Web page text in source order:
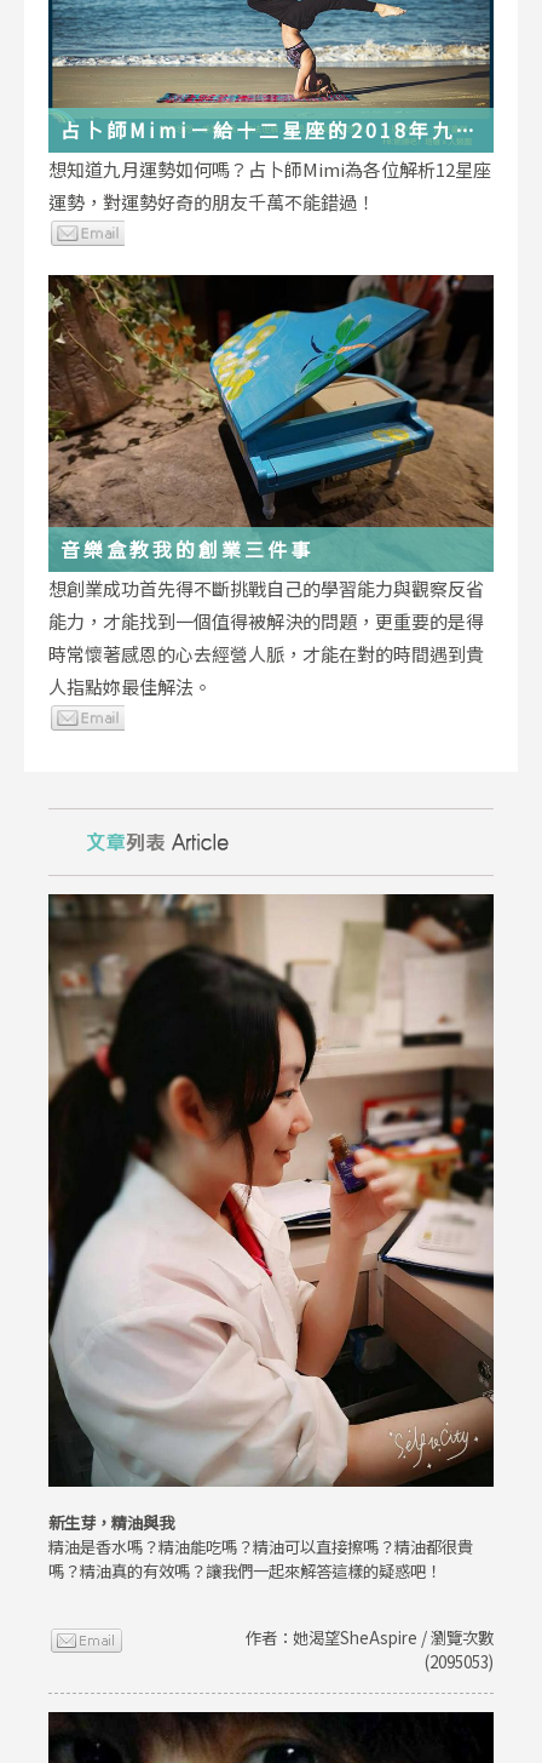
占卜師Mimi－給十二星座的2018年九月
運勢小叮嚀
想知道九月運勢如何嗎？占卜師Mimi為各位解析12星座
運勢，對運勢好奇的朋友千萬不能錯過！
音樂盒教我的創業三件事
想創業成功首先得不斷挑戰自己的學習能力與觀察反省
能力，才能找到一個值得被解決的問題，更重要的是得
時常懷著感恩的心去經營人脈，才能在對的時間遇到貴
人指點妳最佳解法。
新生芽，精油與我
精油是香水嗎？精油能吃嗎？精油可以直接擦嗎？精油都很貴
嗎？精油真的有效嗎？讓我們一起來解答這樣的疑惑吧！
作者：她渴望SheAspire / 瀏覽次數
(2095053)